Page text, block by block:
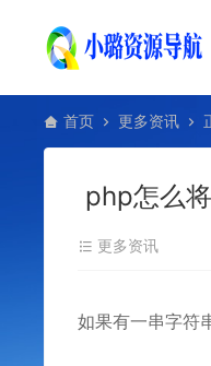
首页 更多资讯
php怎么
更多资讯
如果有一串字符